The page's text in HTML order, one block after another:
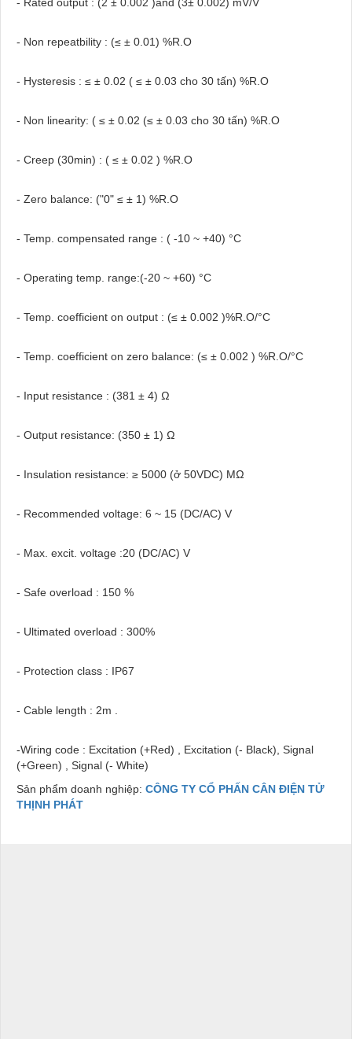
- Rated output : (2 ± 0.002 )and (3± 0.002) mV/V
- Non repeatbility : (≤ ± 0.01) %R.O
- Hysteresis : ≤ ± 0.02 ( ≤ ± 0.03 cho 30 tấn) %R.O
- Non linearity: ( ≤ ± 0.02 (≤ ± 0.03 cho 30 tấn) %R.O
- Creep (30min) : ( ≤ ± 0.02 ) %R.O
- Zero balance: ("0" ≤ ± 1) %R.O
- Temp. compensated range : ( -10 ~ +40) °C
- Operating temp. range:(-20 ~ +60) °C
- Temp. coefficient on output : (≤ ± 0.002 )%R.O/°C
- Temp. coefficient on zero balance: (≤ ± 0.002 ) %R.O/°C
- Input resistance : (381 ± 4) Ω
- Output resistance: (350 ± 1) Ω
- Insulation resistance: ≥ 5000 (ở 50VDC) MΩ
- Recommended voltage: 6 ~ 15 (DC/AC) V
- Max. excit. voltage :20 (DC/AC) V
- Safe overload : 150 %
- Ultimated overload : 300%
- Protection class : IP67
- Cable length : 2m .
-Wiring code : Excitation (+Red) , Excitation (- Black), Signal
(+Green) , Signal (- White)
Sản phẩm doanh nghiệp: CÔNG TY CỔ PHẤN CÂN ĐIỆN TỬ
THỊNH PHÁT